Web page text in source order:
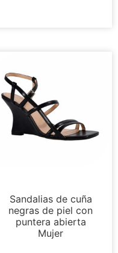
Sandalias de cuña
negras de piel con
puntera abierta
Mujer